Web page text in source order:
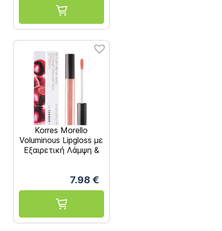
Korres Morello
Voluminous Lipgloss με
Εξαιρετική Λάμψη &
7.98 €